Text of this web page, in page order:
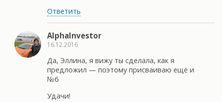
Ответить
AlphaInvestor
16.12.2016
Да, Эллина, я вижу ты сделала, как я
предложил — поэтому присваиваю ещё и
№6
Удачи!